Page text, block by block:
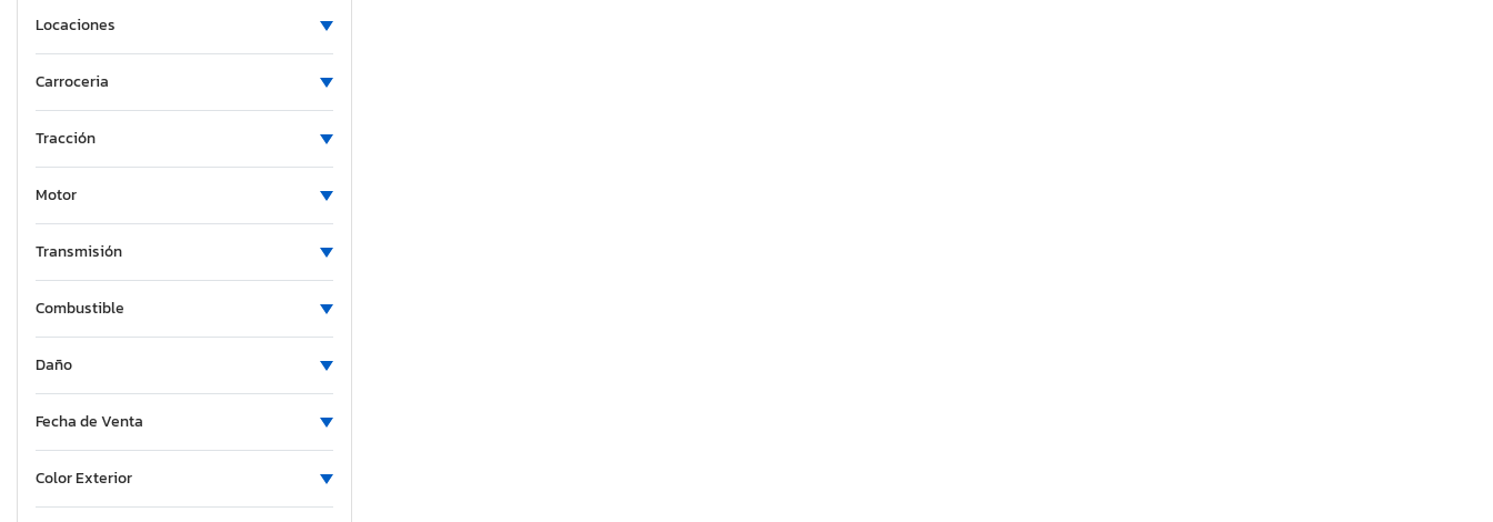
Locaciones
Carroceria
Tracción
Motor
Transmisión
Combustible
Daño
Fecha de Venta
Color Exterior